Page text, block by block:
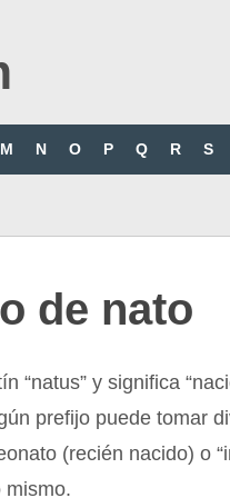
M N O P Q R S
de nato
“natus” y significa
prefijo puede tomar
(recién nacido) o
mismo.